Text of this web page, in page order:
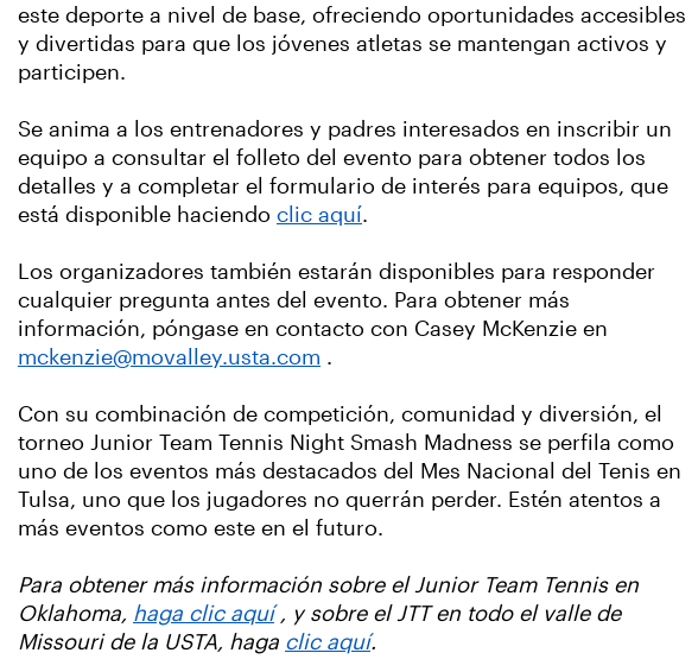
este deporte a nivel de base, ofreciendo oportunidades accesibles
y divertidas para que los jóvenes atletas se mantengan activos y
participen.
Se anima a los entrenadores y padres interesados en inscribir un
equipo a consultar el folleto del evento para obtener todos los
detalles y a completar el formulario de interés para equipos, que
está disponible haciendo clic aquí.
Los organizadores también estarán disponibles para responder
cualquier pregunta antes del evento. Para obtener más
información, póngase en contacto con Casey McKenzie en
mckenzie@movalley.usta.com .
Con su combinación de competición, comunidad y diversión, el
torneo Junior Team Tennis Night Smash Madness se perfila como
uno de los eventos más destacados del Mes Nacional del Tenis en
Tulsa, uno que los jugadores no querrán perder. Estén atentos a
más eventos como este en el futuro.
Para obtener más información sobre el Junior Team Tennis en
Oklahoma, haga clic aquí, y sobre el JTT en todo el valle de
Missouri de la USTA, haga clic aquí.